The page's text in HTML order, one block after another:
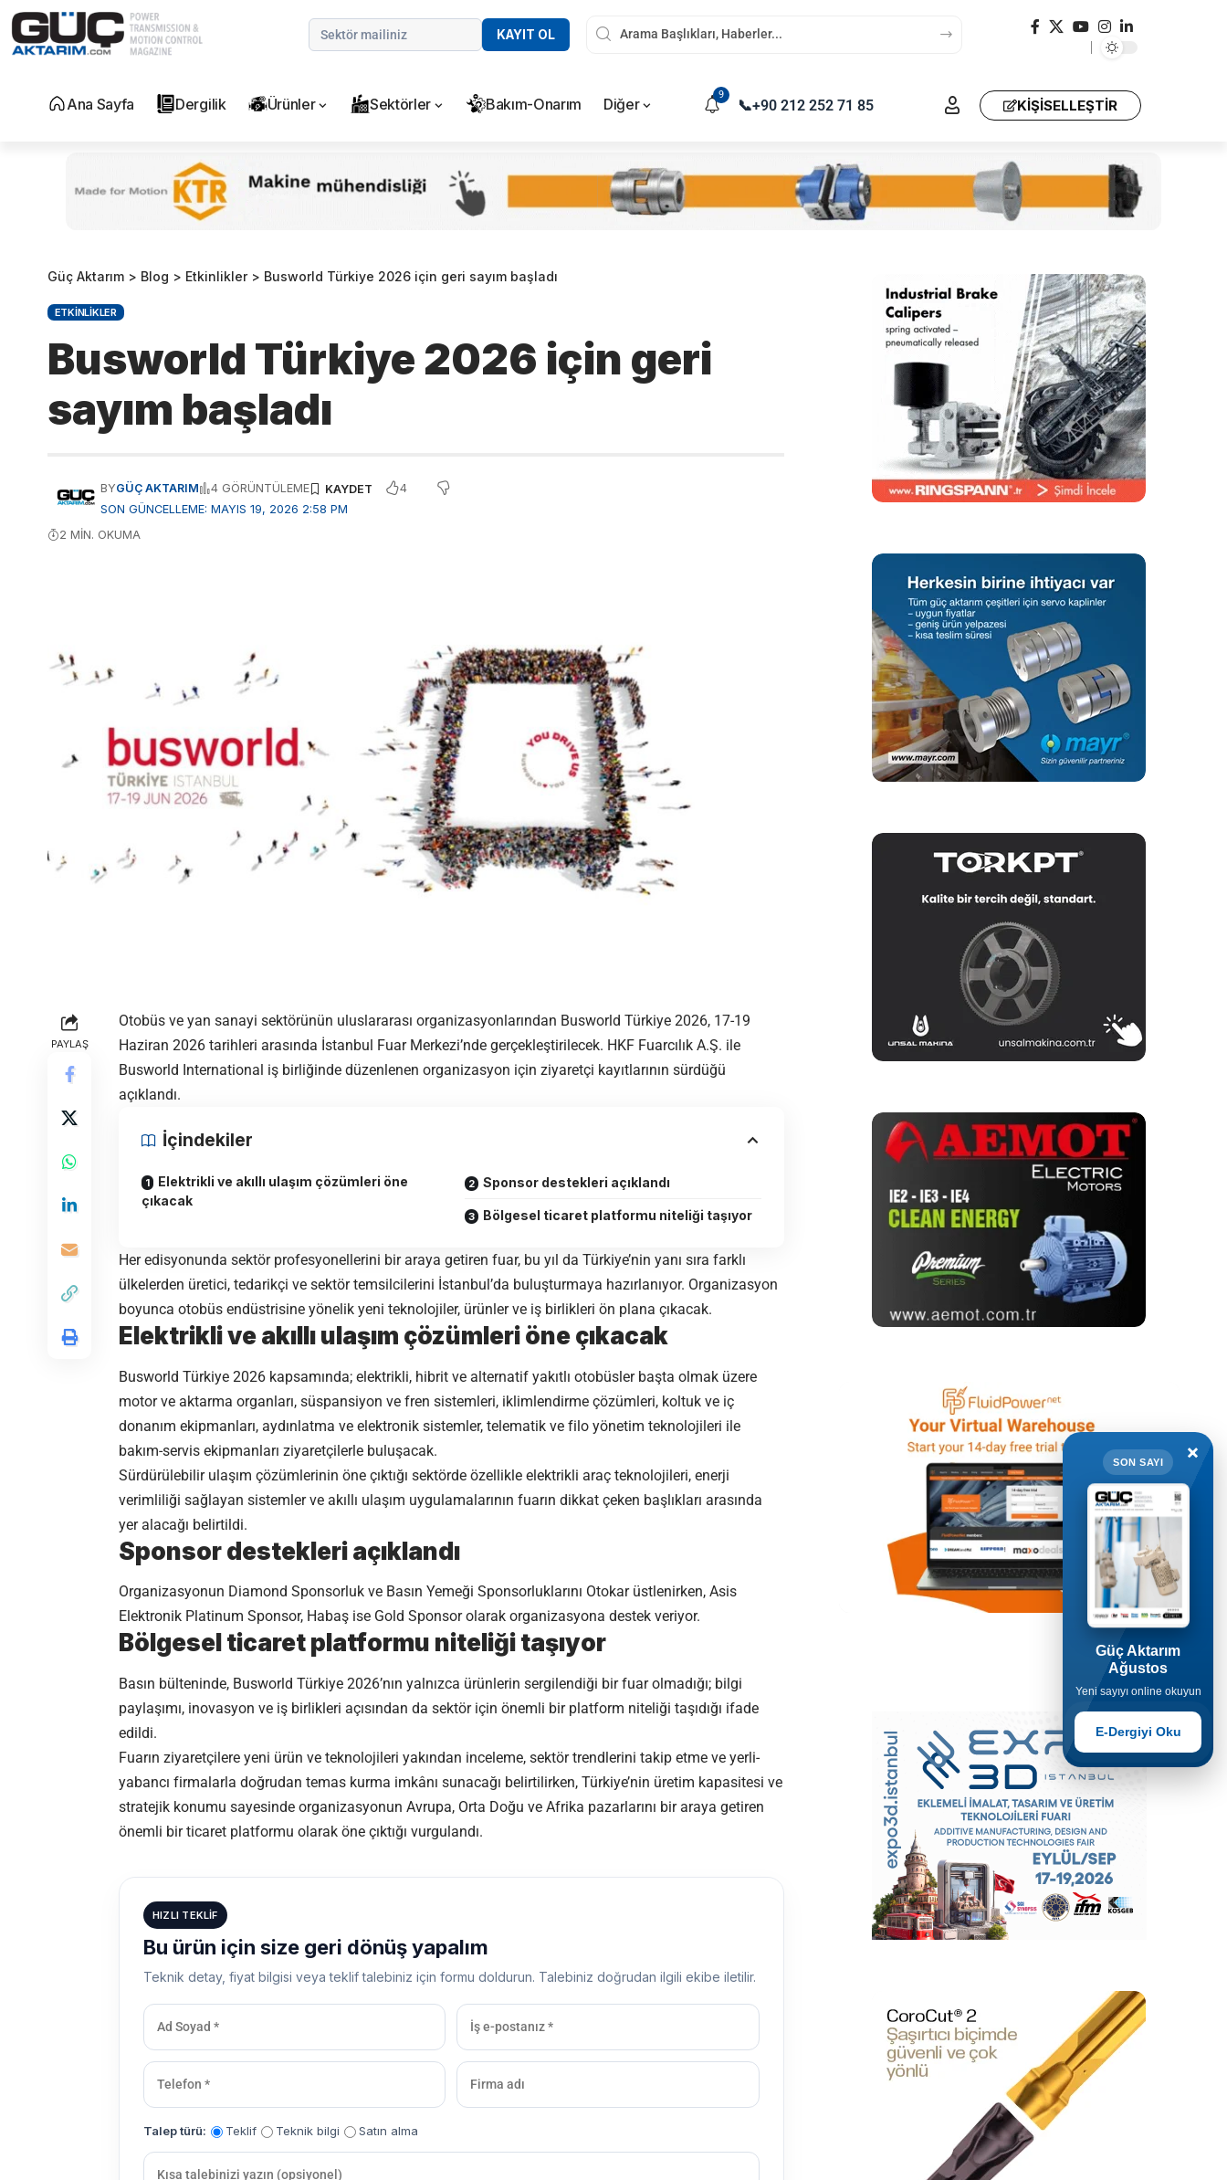
KAYIT OL
Ana Sayfa Dergilik Ürünler Sektörler Bakım-Onarım Diğer
9
📞+90 212 252 71 85 KIŞISELLEŞTIR
Güç Aktarım > Blog > Etkinlikler> Busworld Türkiye 2026 için geri sayım başladı
ETKINLIKLER
Busworld Türkiye 2026 için geri
sayım başladı
SON GÜNCELLEME: MAYIS 19, 2026 2:58 PM
BYGÜÇ AKTARIM 4 GÖRÜNTÜLEME 4
2 MIN. OKUMA
PAYLAŞ
Otobüs ve yan sanayi sektörünün uluslararası organizasyonlarından Busworld Türkiye 2026, 17-19
Haziran 2026 tarihleri arasında İstanbul Fuar Merkezi’nde gerçekleştirilecek. HKF Fuarcılık A.Ş. ile
Busworld International iş birliğinde düzenlenen organizasyon için ziyaretçi kayıtlarının sürdüğü
açıklandı.
İçindekiler
Elektrikli ve akıllı ulaşım çözümleri öne
çıkacak
Sponsor destekleri açıklandı
Bölgesel ticaret platformu niteliği taşıyor
Her edisyonunda sektör profesyonellerini bir araya getiren fuar, bu yıl da Türkiye’nin yanı sıra farklı
ülkelerden üretici, tedarikçi ve sektör temsilcilerini İstanbul’da buluşturmaya hazırlanıyor. Organizasyon
boyunca otobüs endüstrisine yönelik yeni teknolojiler, ürünler ve iş birlikleri ön plana çıkacak.
Elektrikli ve akıllı ulaşım çözümleri öne çıkacak
Busworld Türkiye 2026 kapsamında; elektrikli, hibrit ve alternatif yakıtlı otobüsler başta olmak üzere
motor ve aktarma organları, süspansiyon ve fren sistemleri, iklimlendirme çözümleri, koltuk ve iç
donanım ekipmanları, aydınlatma ve elektronik sistemler, telematik ve filo yönetim teknolojileri ile
bakım-servis ekipmanları ziyaretçilerle buluşacak.
Sürdürülebilir ulaşım çözümlerinin öne çıktığı sektörde özellikle elektrikli araç teknolojileri, enerji
verimliliği sağlayan sistemler ve akıllı ulaşım uygulamalarının fuarın dikkat çeken başlıkları arasında
yer alacağı belirtildi.
Sponsor destekleri açıklandı
Organizasyonun Diamond Sponsorluk ve Basın Yemeği Sponsorluklarını Otokarüstlenirken, Asis
Elektronik Platinum Sponsor, Habaş ise Gold Sponsor olarak organizasyona destek veriyor.
Bölgesel ticaret platformu niteliği taşıyor
Basın bülteninde, Busworld Türkiye 2026’nın yalnızca ürünlerin sergilendiği bir fuar olmadığı; bilgi
paylaşımı, inovasyon ve iş birlikleri açısından da sektör için önemli bir platform niteliği taşıdığı ifade
edildi.
Fuarın ziyaretçilere yeni ürün ve teknolojileri yakından inceleme, sektör trendlerini takip etme ve yerli-
yabancı firmalarla doğrudan temas kurma imkânı sunacağı belirtilirken, Türkiye’nin üretim kapasitesi ve
stratejik konumu sayesinde organizasyonun Avrupa, Orta Doğu ve Afrika pazarlarını bir araya getiren
önemli bir ticaret platformu olarak öne çıktığı vurgulandı.
HIZLI TEKLIF
Bu ürün için size geri dönüş yapalım
Teknik detay, fiyat bilgisi veya teklif talebiniz için formu doldurun. Talebiniz doğrudan ilgili ekibe iletilir.
Talep türü: Teklif Teknik bilgi Satın alma
×
SON SAYI
Güç Aktarım
Ağustos
Yeni sayıyı online okuyun
E-Dergiyi Oku